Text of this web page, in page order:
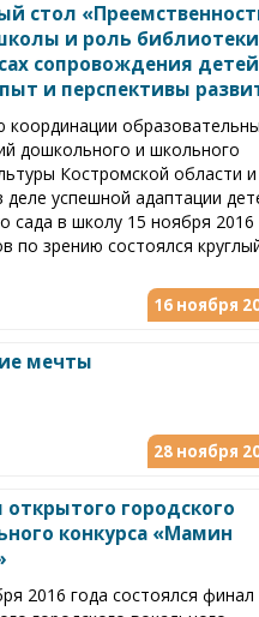
стол
и роль
сопровождения
и перспективы
координации
дошкольного и школьного
Костромской области и
успешной адаптации
сада в школу 15 ноября 2016
по зрению состоялся
16 ноября
мечты
28 ноября
городского
конкурса «Мамин
2016 года состоялся финал